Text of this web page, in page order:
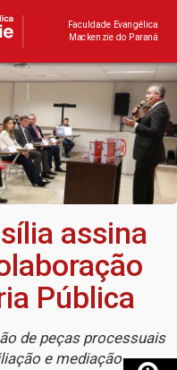
Faculdade Evangélica
Mackenzie do Paraná
assina
Pública
de peças processuais
e mediação